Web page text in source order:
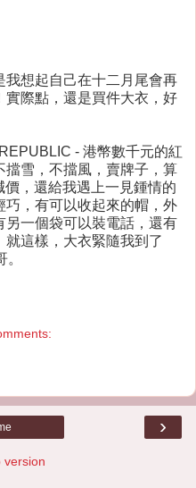
想起自己在十二月尾會再
實際點，還是買件大衣，好
- 港幣數千元的紅
雪，不擋風，賣牌子，算
，還給我遇上一見鍾情的
，有可以收起來的帽，外
一個袋可以裝電話，還有
這樣，大衣緊隨我到了
›
version